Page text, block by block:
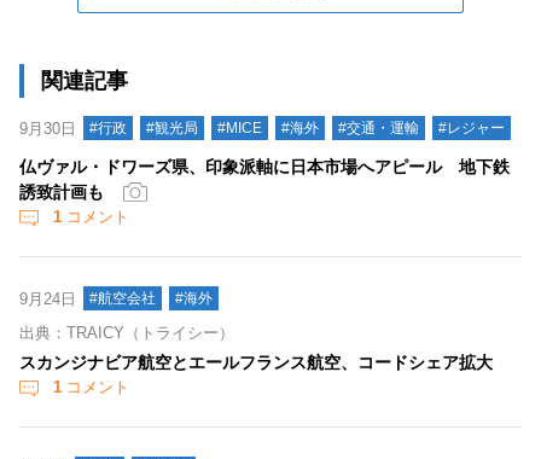
関連記事
9月30日 #行政 #観光局 #MICE #海外 #交通・運輸 #レジャー
仏ヴァル・ドワーズ県、印象派軸に日本市場へアピール 地下鉄
誘致計画も
1 コメント
9月24日 #航空会社 #海外
出典：TRAICY（トライシー）
スカンジナビア航空とエールフランス航空、コードシェア拡大
1 コメント